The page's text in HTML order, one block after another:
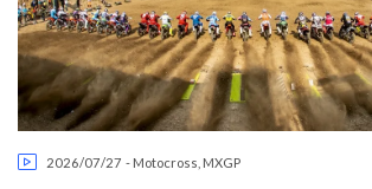
2026/07/27 - Motocross MXGP